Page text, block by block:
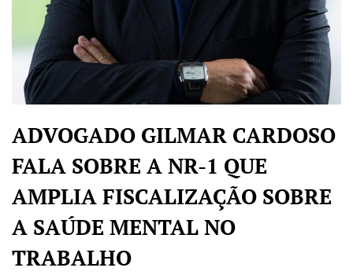
ADVOGADO GILMAR CARDOSO
FALA SOBRE A NR-1 QUE
AMPLIA FISCALIZAÇÃO SOBRE
A SAÚDE MENTAL NO
TRABALHO